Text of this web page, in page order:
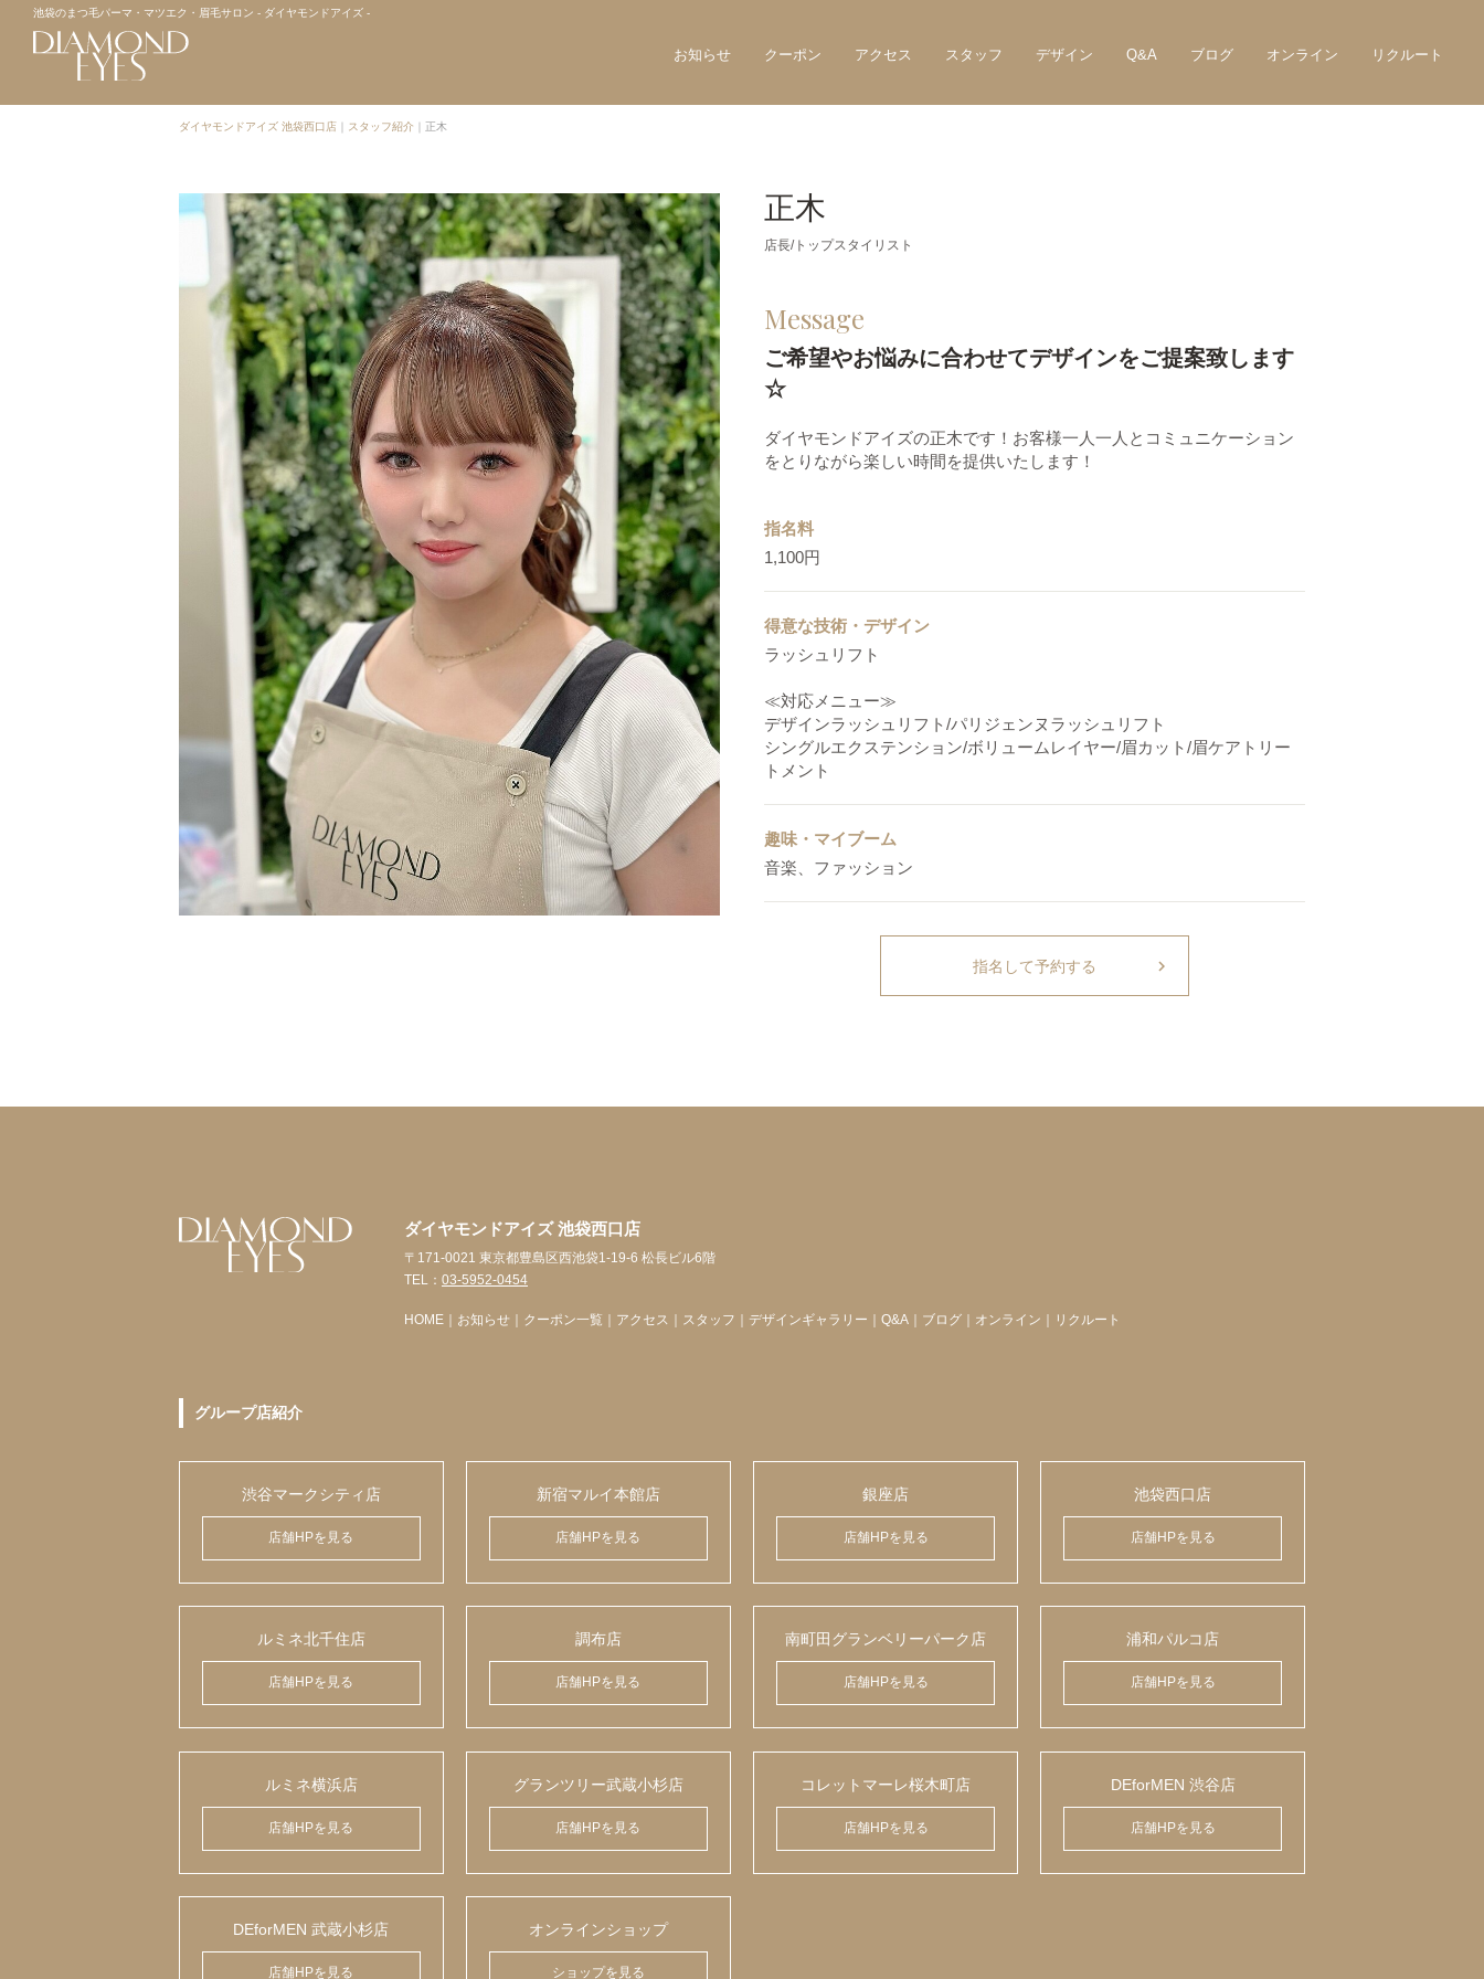
池袋のまつ毛パーマ・マツエク・眉毛サロン - ダイヤモンドアイズ -
お知らせ クーポン アクセス スタッフ デザイン Q&A ブログ オンライン リクルート
ダイヤモンドアイズ 池袋西口店 スタッフ紹介 正木
正木
店長/トップスタイリスト
Message
ご希望やお悩みに合わせてデザインをご提案致します
☆
ダイヤモンドアイズの正木です！お客様一人一人とコミュニケーション
をとりながら楽しい時間を提供いたします！
指名料
1,100円
得意な技術・デザイン
ラッシュリフト
≪対応メニュー≫
デザインラッシュリフト/パリジェンヌラッシュリフト
シングルエクステンション/ボリュームレイヤー/眉カット/眉ケアトリー
トメント
趣味・マイブーム
音楽、ファッション
指名して予約する chevron_right
ダイヤモンドアイズ 池袋西口店
〒171-0021 東京都豊島区西池袋1-19-6 松長ビル6階
TEL： 03-5952-0454
HOME お知らせ クーポン一覧 アクセス スタッフ デザインギャラリー Q&A ブログ オンライン リクルート
グループ店紹介
渋谷マークシティ店
店舗HPを見る
新宿マルイ本館店
店舗HPを見る
銀座店
店舗HPを見る
池袋西口店
店舗HPを見る
ルミネ北千住店
店舗HPを見る
調布店
店舗HPを見る
南町田グランベリーパーク店
店舗HPを見る
浦和パルコ店
店舗HPを見る
ルミネ横浜店
店舗HPを見る
グランツリー武蔵小杉店
店舗HPを見る
コレットマーレ桜木町店
店舗HPを見る
DEforMEN 渋谷店
店舗HPを見る
DEforMEN 武蔵小杉店
店舗HPを見る
オンラインショップ
ショップを見る